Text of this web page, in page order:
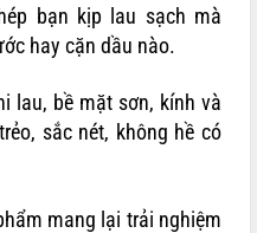
bạn kịp lau sạch mà
hay cặn dầu nào.
lau, bề mặt sơn, kính và
sắc nét, không hề có
mang lại trải nghiệm